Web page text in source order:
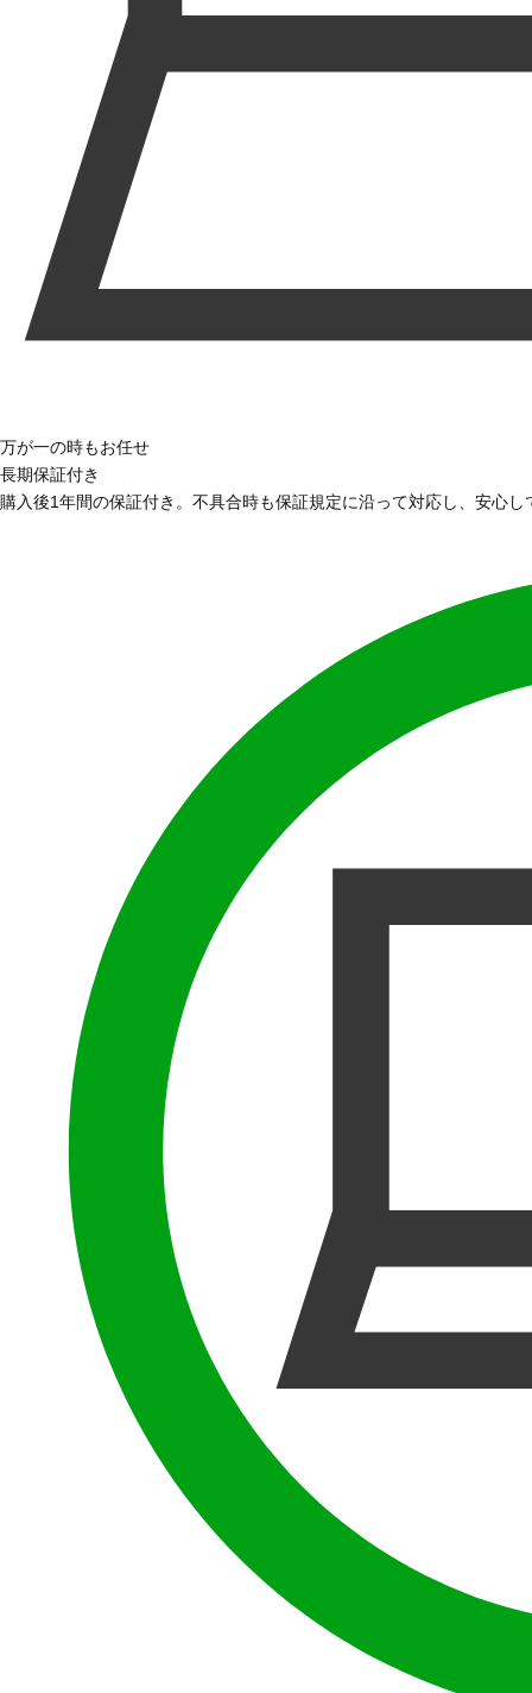
万が一の時もお任せ
長期保証付き
購入後1年間の保証付き。不具合時も保証規定に沿って対応し、安心